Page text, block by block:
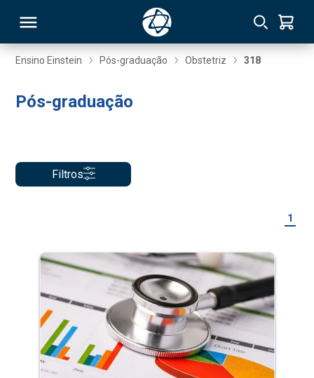
Ensino Einstein Pós-graduação Obstetriz 318
Pós-graduação
Filtros
1